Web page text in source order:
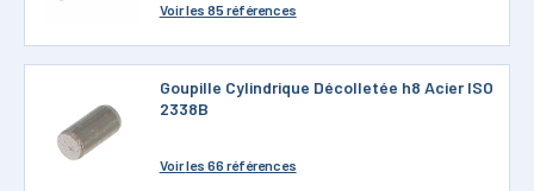
Voirles 85 références
Goupille Cylindrique Décolletée h8 Acier ISO
2338B
Voirles 66 références